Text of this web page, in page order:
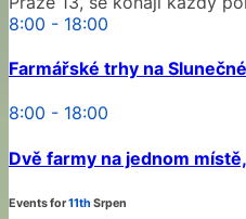
8:00 - 18:00
Farmářské trhy na
8:00 - 18:00
Dvě farmy na jednom
Events for11th Srpen